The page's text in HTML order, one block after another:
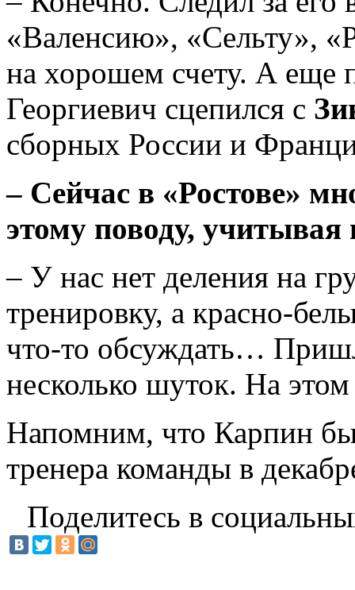
«Валенсию», «Сельту»,
на хорошем счету. А еще
Георгиевич сцепился с
сборных России и
– Сейчас в «Ростове»
этому поводу,
– У нас нет деления на
тренировку, а красно-
что-то обсуждать…
несколько шуток. На этом
Напомним, что Карпин
тренера команды в
Поделитесь в